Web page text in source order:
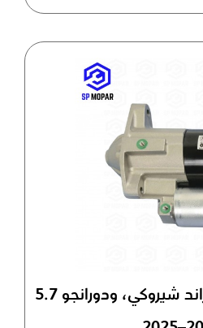
سلف لرام 1500، جراند شيروكي، ودورانجو 5.7